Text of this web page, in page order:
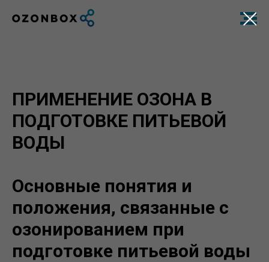
ПРИМЕНЕНИЕ ОЗОНА В
ПОДГОТОВКЕ ПИТЬЕВОЙ
ВОДЫ
Основные понятия и
положения, связанные с
озонированием при
подготовке питьевой воды